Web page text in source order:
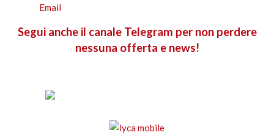
Segui anche il canale Telegram per non perdere
nessuna offerta e news!